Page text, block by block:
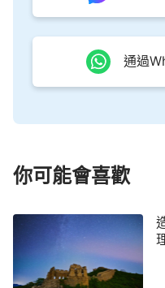
通過
你可能會喜歡